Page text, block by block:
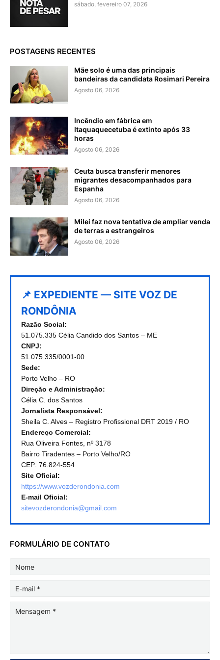
sábado, fevereiro 07, 2026
POSTAGENS RECENTES
Mãe solo é uma das principais
bandeiras da candidata Rosimari Pereira
Agosto 06, 2026
Incêndio em fábrica em
Itaquaquecetuba é extinto após 33
horas
Agosto 06, 2026
Ceuta busca transferir menores
migrantes desacompanhados para
Espanha
Agosto 06, 2026
Milei faz nova tentativa de ampliar venda
de terras a estrangeiros
Agosto 06, 2026
📌 EXPEDIENTE — SITE VOZ DE
RONDÔNIA
Razão Social:
51.075.335 Célia Candido dos Santos – ME
CNPJ:
51.075.335/0001-00
Sede:
Porto Velho – RO
Direção e Administração:
Célia C. dos Santos
Jornalista Responsável:
Sheila C. Alves – Registro Profissional DRT 2019 / RO
Endereço Comercial:
Rua Oliveira Fontes, nº 3178
Bairro Tiradentes – Porto Velho/RO
CEP: 76.824-554
Site Oficial:
https://www.vozderondonia.com
E-mail Oficial:
sitevozderondonia@gmail.com
FORMULÁRIO DE CONTATO